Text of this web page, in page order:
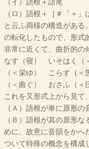
（イ）語根＋語尾
（ロ）語根＋［＃「＋
と云ふ両様の構造がある
の転化したもので、形式
非常に近くて、曲折的の
なす（寝） いそはく
（＜栄ゆ） こらす（
（＜曲ぐ） おさふ（＜
これを又形式上から見て、
（Ａ）語根が単に原形
（Ｂ）語根が其の原形
めに、故意に音韻をかへ
ついて特殊の概念を構成